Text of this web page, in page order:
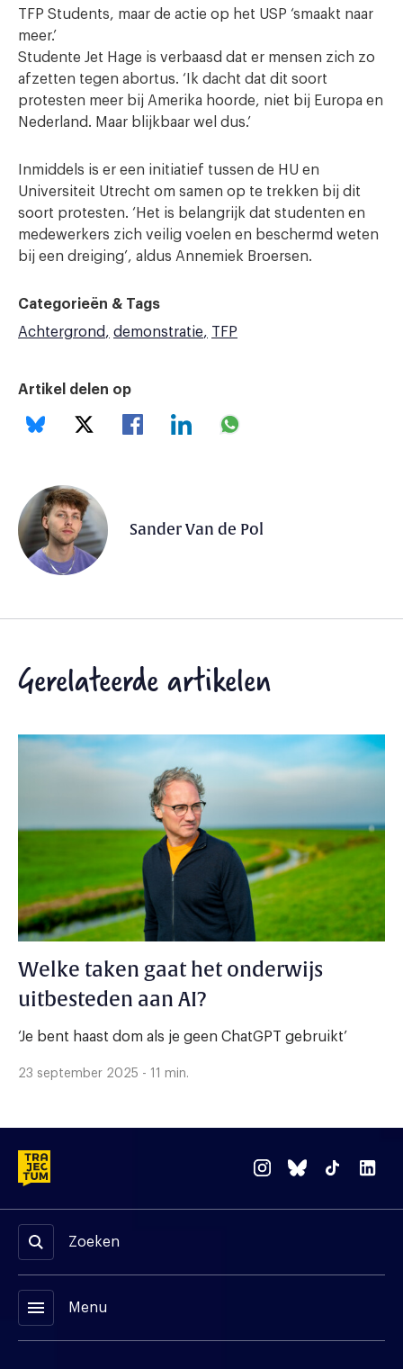
TFP Students, maar de actie op het USP ‘smaakt naar
meer.’
Studente Jet Hage is verbaasd dat er mensen zich zo
afzetten tegen abortus. ‘Ik dacht dat dit soort
protesten meer bij Amerika hoorde, niet bij Europa en
Nederland. Maar blijkbaar wel dus.’
Inmiddels is er een initiatief tussen de HU en
Universiteit Utrecht om samen op te trekken bij dit
soort protesten. ‘Het is belangrijk dat studenten en
medewerkers zich veilig voelen en beschermd weten
bij een dreiging’, aldus Annemiek Broersen.
Categorieën & Tags
Achtergrond
demonstratie TFP
Artikel delen op
Sander Van de Pol
Gerelateerde artikelen
Welke taken gaat het onderwijs
uitbesteden aan AI?
‘Je bent haast dom als je geen ChatGPT gebruikt’
23 september 2025 - 11 min.
Zoeken
menu Menu